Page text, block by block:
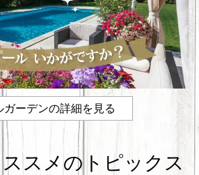
ガーデンの詳細を見る
スメのトピックス